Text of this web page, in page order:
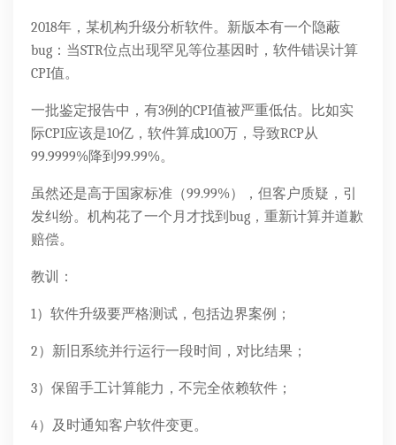
2018年，某机构升级分析软件。新版本有一个隐蔽
bug：当STR位点出现罕见等位基因时，软件错误计算
CPI值。
一批鉴定报告中，有3例的CPI值被严重低估。比如实
际CPI应该是10亿，软件算成100万，导致RCP从
99.9999%降到99.99%。
虽然还是高于国家标准（99.99%），但客户质疑，引
发纠纷。机构花了一个月才找到bug，重新计算并道歉
赔偿。
教训：
1）软件升级要严格测试，包括边界案例；
2）新旧系统并行运行一段时间，对比结果；
3）保留手工计算能力，不完全依赖软件；
4）及时通知客户软件变更。